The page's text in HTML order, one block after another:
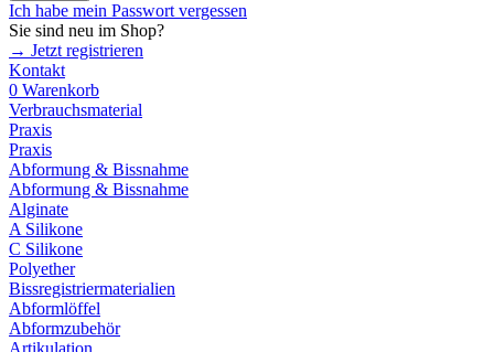
Ich habe mein Passwort vergessen
Sie sind neu im Shop?
→ Jetzt registrieren
Kontakt
0 Warenkorb
Verbrauchsmaterial
Praxis
Praxis
Abformung & Bissnahme
Abformung & Bissnahme
Alginate
A Silikone
C Silikone
Polyether
Bissregistriermaterialien
Abformlöffel
Abformzubehör
Artikulation